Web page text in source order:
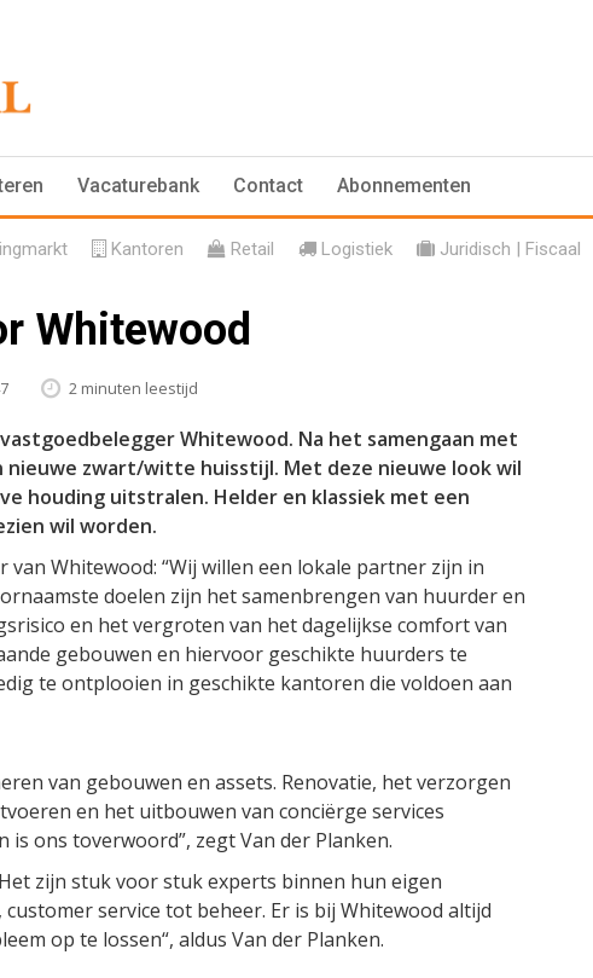
Vacaturebank Contact Abonnementen
Kantoren Retail Logistiek Juridisch | Fiscaal
Whitewood
2 minuten leestijd
Whitewood. Na het samengaan met
nieuwe zwart/witte huisstijl. Met deze nieuwe look wil
houding uitstralen. Helder en klassiek met een
wil worden.
van Whitewood: “Wij willen een lokale partner zijn in
doelen zijn het samenbrengen van huurder en
en het vergroten van het dagelijkse comfort van
gebouwen en hiervoor geschikte huurders te
te ontplooien in geschikte kantoren die voldoen aan
van gebouwen en assets. Renovatie, het verzorgen
en het uitbouwen van conciërge services
ons toverwoord”, zegt Van der Planken.
zijn stuk voor stuk experts binnen hun eigen
service tot beheer. Er is bij Whitewood altijd
op te lossen“, aldus Van der Planken.